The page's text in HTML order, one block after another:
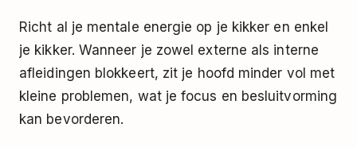
Richt al je mentale energie op je kikker en enkel
je kikker. Wanneer je zowel externe als interne
afleidingen blokkeert, zit je hoofd minder vol met
kleine problemen, wat je focus en besluitvorming
kan bevorderen.